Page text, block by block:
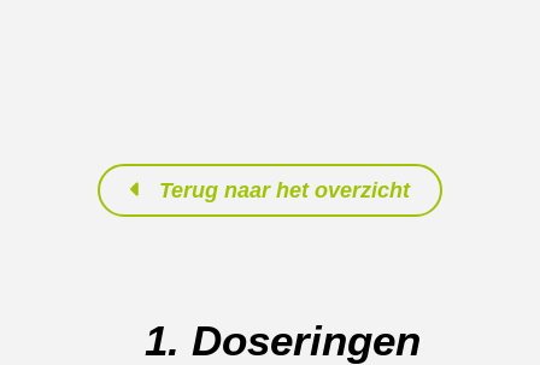
Terug naar het overzicht
1. Doseringen